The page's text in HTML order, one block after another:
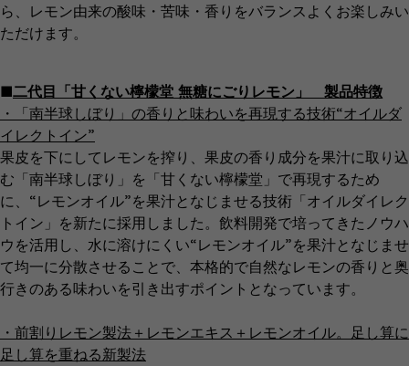
ら、レモン由来の酸味・苦味・香りをバランスよくお楽しみい
ただけます。
■二代目「甘くない檸檬堂 無糖にごりレモン」 製品特徴
・「南半球しぼり」の香りと味わいを再現する技術“オイルダ
イレクトイン”
果皮を下にしてレモンを搾り、果皮の香り成分を果汁に取り込
む「南半球しぼり」を「甘くない檸檬堂」で再現するため
に、“レモンオイル”を果汁となじませる技術「オイルダイレク
トイン」を新たに採用しました。飲料開発で培ってきたノウハ
ウを活用し、水に溶けにくい“レモンオイル”を果汁となじませ
て均一に分散させることで、本格的で自然なレモンの香りと奥
行きのある味わいを引き出すポイントとなっています。
・前割りレモン製法＋レモンエキス＋レモンオイル。足し算に
足し算を重ねる新製法